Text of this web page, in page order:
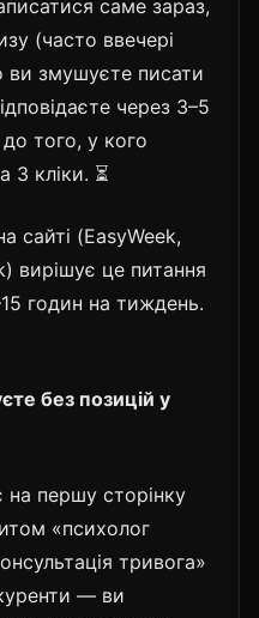
саме зараз,
(часто ввечері
ви змушуєте писати
через 3–5
того, у кого
3 кліки. ⏳
сайті (EasyWeek,
вирішує це питання
годин на тиждень.
без позицій у
на першу сторінку
«психолог
тривога»
— ви